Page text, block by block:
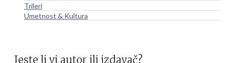
Trileri
Umetnost & Kultura
Jeste li vi autor ili izdavač?